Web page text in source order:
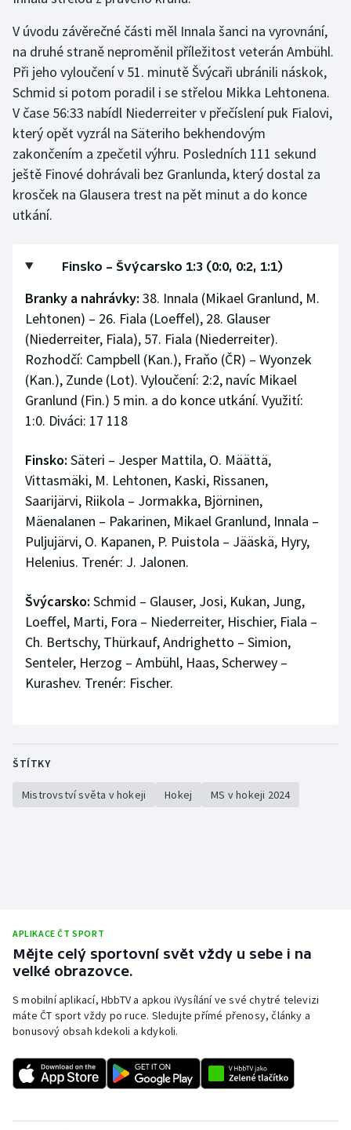
Triatlon
Veslování
Vodní slalom
Volejbal
Ostatní
V úvodu závěrečné části měl Innala šanci na vyrovnání,
na druhé straně neproměnil příležitost veterán Ambühl.
Při jeho vyloučení v 51. minutě Švýcaři ubránili náskok,
Schmid si potom poradil i se střelou Mikka Lehtonena.
V čase 56:33 nabídl Niederreiter v přečíslení puk Fialovi,
který opět vyzrál na Säteriho bekhendovým
zakončením a zpečetil výhru. Posledních 111 sekund
ještě Finové dohrávali bez Granlunda, který dostal za
krosček na Glausera trest na pět minut a do konce
utkání.
Finsko – Švýcarsko 1:3 (0:0, 0:2, 1:1)
Branky a nahrávky: 38. Innala (Mikael Granlund, M.
Lehtonen) – 26. Fiala (Loeffel), 28. Glauser
(Niederreiter, Fiala), 57. Fiala (Niederreiter).
Rozhodčí: Campbell (Kan.), Fraňo (ČR) – Wyonzek
(Kan.), Zunde (Lot). Vyloučení: 2:2, navíc Mikael
Granlund (Fin.) 5 min. a do konce utkání. Využití:
1:0. Diváci: 17 118
Finsko: Säteri – Jesper Mattila, O. Määttä,
Vittasmäki, M. Lehtonen, Kaski, Rissanen,
Saarijärvi, Riikola – Jormakka, Björninen,
Mäenalanen – Pakarinen, Mikael Granlund, Innala –
Puljujärvi, O. Kapanen, P. Puistola – Jääskä, Hyry,
Helenius. Trenér: J. Jalonen.
Švýcarsko: Schmid – Glauser, Josi, Kukan, Jung,
Loeffel, Marti, Fora – Niederreiter, Hischier, Fiala –
Ch. Bertschy, Thürkauf, Andrighetto – Simion,
Senteler, Herzog – Ambühl, Haas, Scherwey –
Kurashev. Trenér: Fischer.
ŠTÍTKY
Mistrovství světa v hokeji Hokej MS v hokeji 2024
APLIKACE ČT SPORT
Mějte celý sportovní svět vždy u sebe i na
velké obrazovce.
S mobilní aplikací, HbbTV a apkou iVysílání ve své chytré televizi
máte ČT sport vždy po ruce. Sledujte přímé přenosy, články a
bonusový obsah kdekoli a kdykoli.